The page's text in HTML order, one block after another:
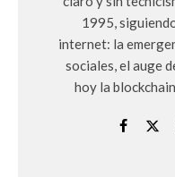
1995,
internet: la
sociales, el auge
hoy la